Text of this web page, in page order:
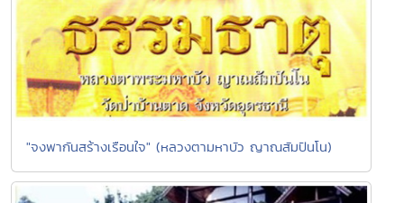
"จงพากันสร้างเรือนใจ" (หลวงตามหาบัว ญาณสัมปันโน)